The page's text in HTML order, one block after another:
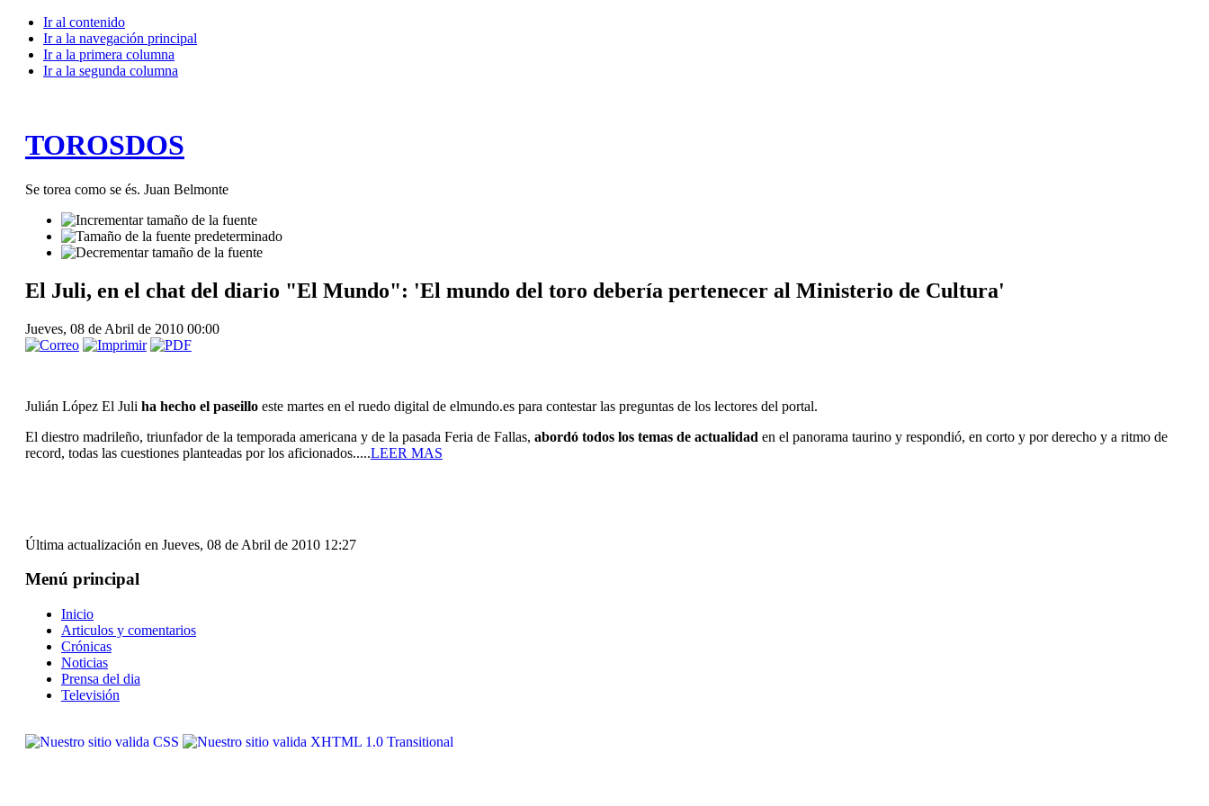
Ir al contenido
Ir a la navegación principal
Ir a la primera columna
Ir a la segunda columna
TOROSDOS
Se torea como se és. Juan Belmonte
El Juli, en el chat del diario "El Mundo": 'El mundo del toro debería pertenecer al Ministerio de Cultura'
Jueves, 08 de Abril de 2010 00:00
Julián López El Juli ha hecho el paseillo este martes en el ruedo digital de elmundo.es para contestar las preguntas de los lectores del portal.
El diestro madrileño, triunfador de la temporada americana y de la pasada Feria de Fallas, abordó todos los temas de actualidad en el panorama taurino y respondió, en corto y por derecho y a ritmo de
record, todas las cuestiones planteadas por los aficionados.....LEER MAS
Última actualización en Jueves, 08 de Abril de 2010 12:27
Menú principal
Inicio
Articulos y comentarios
Crónicas
Noticias
Prensa del dia
Televisión